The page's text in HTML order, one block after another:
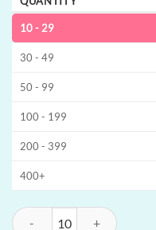
10 - 29
30 - 49
50 - 99
100 - 199
200 - 399
400+
quantité de WASPE 60K 3-